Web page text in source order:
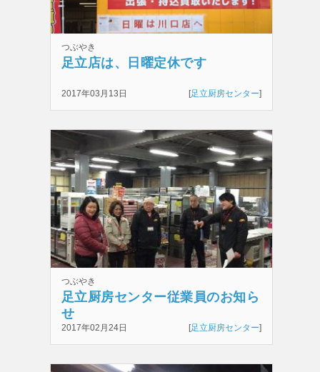
つぶやき
足立店は、日曜定休です
2017年03月13日 [足立厨房センター]
つぶやき
足立厨房センター従業員のお知ら
せ
2017年02月24日 [足立厨房センター]